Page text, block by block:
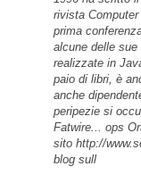
lavorare a
dipendente
mille
(che
WebCenter
http://
apprezzati